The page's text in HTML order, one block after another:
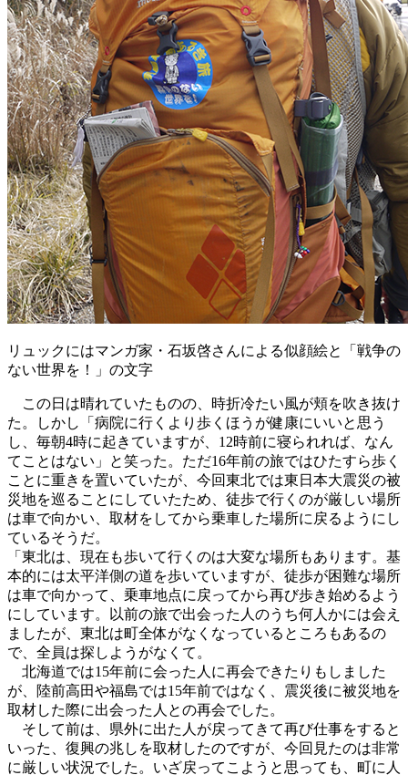
リュックにはマンガ家・石坂啓さんによる似顔絵と「戦争の
ない世界を！」の文字
この日は晴れていたものの、時折冷たい風が頬を吹き抜け
た。しかし「病院に行くより歩くほうが健康にいいと思う
し、毎朝4時に起きていますが、12時前に寝られれば、なん
てことはない」と笑った。ただ16年前の旅ではひたすら歩く
ことに重きを置いていたが、今回東北では東日本大震災の被
災地を巡ることにしていたため、徒歩で行くのが厳しい場所
は車で向かい、取材をしてから乗車した場所に戻るようにし
ているそうだ。
「東北は、現在も歩いて行くのは大変な場所もあります。基
本的には太平洋側の道を歩いていますが、徒歩が困難な場所
は車で向かって、乗車地点に戻ってから再び歩き始めるよう
にしています。以前の旅で出会った人のうち何人かには会え
ましたが、東北は町全体がなくなっているところもあるの
で、全員は探しようがなくて。
北海道では15年前に会った人に再会できたりもしました
が、陸前高田や福島では15年前ではなく、震災後に被災地を
取材した際に出会った人との再会でした。
そして前は、県外に出た人が戻ってきて再び仕事をすると
いった、復興の兆しを取材したのですが、今回見たのは非常
に厳しい状況でした。いざ戻ってこようと思っても、町に人